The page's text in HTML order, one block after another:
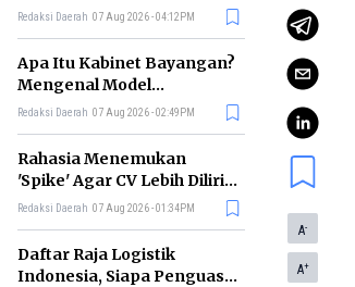
Bisa Digadaikan?
Redaksi Daerah 07 Aug 2026 - 04:12PM
Apa Itu Kabinet Bayangan?
Mengenal Model
Pengawasan Alternatif
Redaksi Daerah 07 Aug 2026 - 02:49PM
Rahasia Menemukan
'Spike' Agar CV Lebih Dilirik
Perekrut Menurut Bos
Redaksi Daerah 07 Aug 2026 - 01:34PM
Daftar Raja Logistik
Indonesia, Siapa Penguasa
A-
A+